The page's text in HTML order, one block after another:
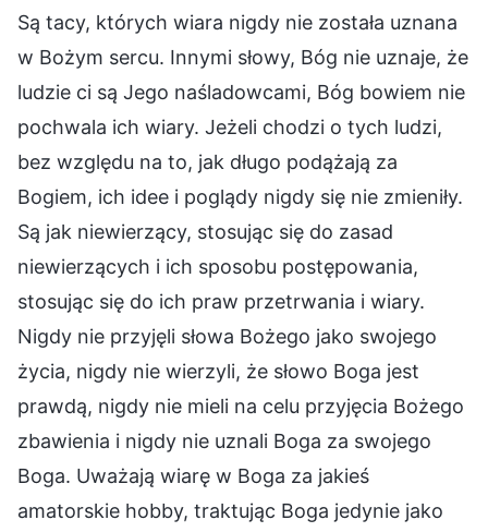
Są tacy, których wiara nigdy nie została uznana
w Bożym sercu. Innymi słowy, Bóg nie uznaje, że
ludzie ci są Jego naśladowcami, Bóg bowiem nie
pochwala ich wiary. Jeżeli chodzi o tych ludzi,
bez względu na to, jak długo podążają za
Bogiem, ich idee i poglądy nigdy się nie zmieniły.
Są jak niewierzący, stosując się do zasad
niewierzących i ich sposobu postępowania,
stosując się do ich praw przetrwania i wiary.
Nigdy nie przyjęli słowa Bożego jako swojego
życia, nigdy nie wierzyli, że słowo Boga jest
prawdą, nigdy nie mieli na celu przyjęcia Bożego
zbawienia i nigdy nie uznali Boga za swojego
Boga. Uważają wiarę w Boga za jakieś
amatorskie hobby, traktując Boga jedynie jako